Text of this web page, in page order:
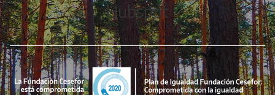
Hubspot